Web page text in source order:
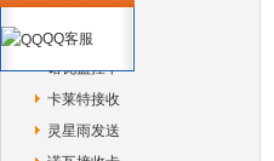
诺瓦独立控
诺瓦光纤转
诺瓦监控卡
卡莱特接收
灵星雨发送
QQ客服